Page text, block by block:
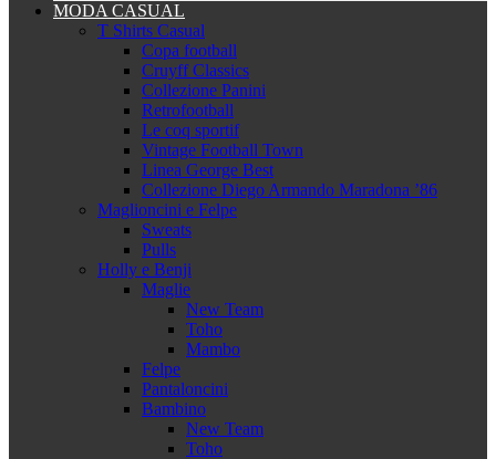
MODA CASUAL
T Shirts Casual
Copa football
Cruyff Classics
Collezione Panini
Retrofootball
Le coq sportif
Vintage Football Town
Linea George Best
Collezione Diego Armando Maradona ’86
Maglioncini e Felpe
Sweats
Pulls
Holly e Benji
Maglie
New Team
Toho
Mambo
Felpe
Pantaloncini
Bambino
New Team
Toho